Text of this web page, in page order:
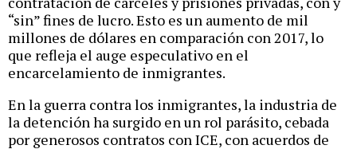
“sin” fines de lucro. Esto es un aumento de mil
millones de dólares en comparación con 2017, lo
que refleja el auge especulativo en el
encarcelamiento de inmigrantes.
En la guerra contra los inmigrantes, la industria de
la detención ha surgido en un rol parásito, cebada
por generosos contratos con ICE, con acuerdos de